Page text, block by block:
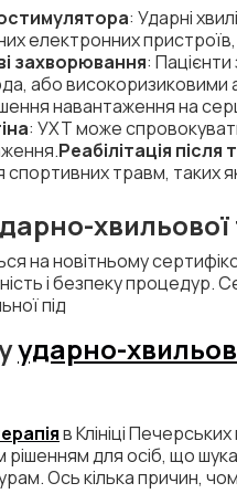
: Ударні
електронних
захворювання:
або високоризиковими
навантаження на
: УХТ може
Реабілітація після
спортивних травм, таких
хвильової
на новітньому
і безпеку процедур.
під
ударно-
в Клініці
для осіб, що
Ось кілька причин,